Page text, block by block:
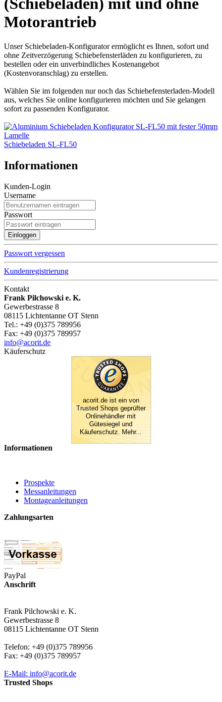
(Schiebeläden) mit und ohne
Motorantrieb
Unser Schiebeladen-Konfigurator ermöglicht es Ihnen, sofort und
ohne Zeitverzögerung Schiebefensterläden zu konfigurieren, zu
bestellen oder ein unverbindliches Kostenangebot
(Kostenvoranschlag) zu erstellen.
Wählen Sie im folgenden nur noch das Schiebefensterladen-Modell
aus, welches Sie online konfigurieren möchten und Sie gelangen
sofort zu passenden Konfigurator.
Schiebeladen SL-FL50
Informationen
Kunden-Login
Username
Passwort
Passwort vergessen
Kundenregistrierung
Kontakt
Frank Pilchowski e. K.
Gewerbestrasse 8
08115 Lichtentanne OT Stenn
Tel.: +49 (0)375 789956
Fax: +49 (0)375 789957
info@acorit.de
Käuferschutz
acorit.de ist ein von
Trusted Shops geprüfter
Onlinehändler mit
Gütesiegel und
Käuferschutz. Mehr...
Informationen
Prospekte
Messanleitungen
Montageanleitungen
Zahlungsarten
PayPal
Anschrift
Frank Pilchowski e. K.
Gewerbestrasse 8
08115 Lichtentanne OT Stenn
Telefon: +49 (0)375 789956
Fax: +49 (0)375 789957
E-Mail: info@acorit.de
Trusted Shops